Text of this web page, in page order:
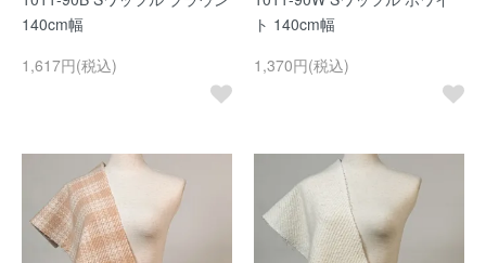
140cm幅
1,617円(税込)
ト 140cm幅
1,370円(税込)